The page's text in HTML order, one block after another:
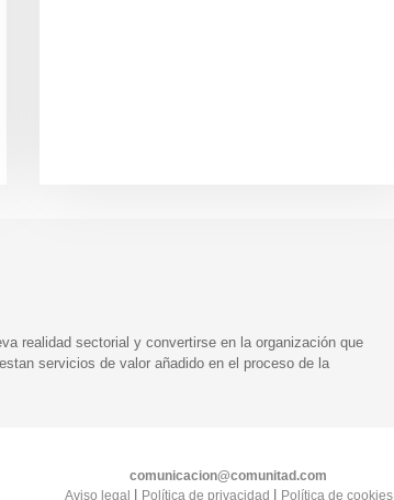
realidad sectorial y convertirse en la organización que
servicios de valor añadido en el proceso de la
comunicacion@comunitad.com
Aviso legal | Política de privacidad | Política de cookies